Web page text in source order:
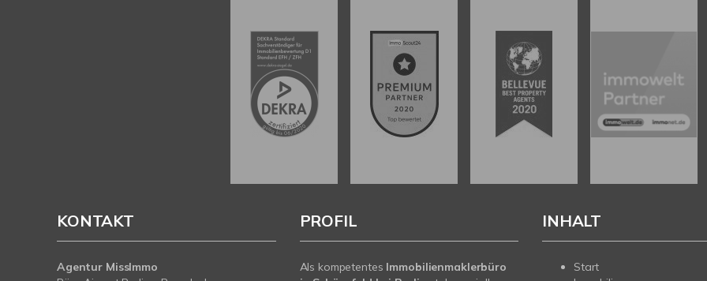
KONTAKT
Agentur MissImmo
PROFIL
Als kompetentes Immobilienmaklerbüro
INHALT
Start